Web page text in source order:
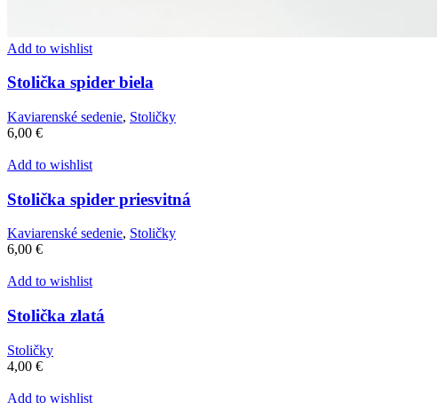
Add to wishlist
Stolička spider biela
Kaviarenské sedenie, Stoličky
6,00 €
Add to wishlist
Stolička spider priesvitná
Kaviarenské sedenie, Stoličky
6,00 €
Add to wishlist
Stolička zlatá
Stoličky
4,00 €
Add to wishlist